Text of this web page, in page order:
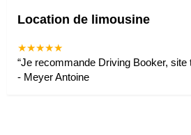
Location de limousine
★★★★★
“Je recommande Driving Booker, site
- Meyer Antoine